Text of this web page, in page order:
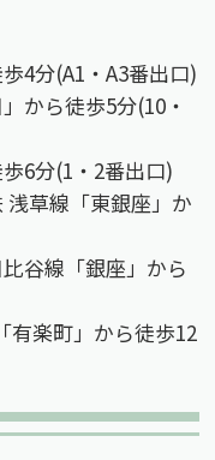
4分(A1・A3番出口)
から徒歩5分(10・
6分(1・2番出口)
草線「東銀座」か
谷線「銀座」から
有楽町」から徒歩12